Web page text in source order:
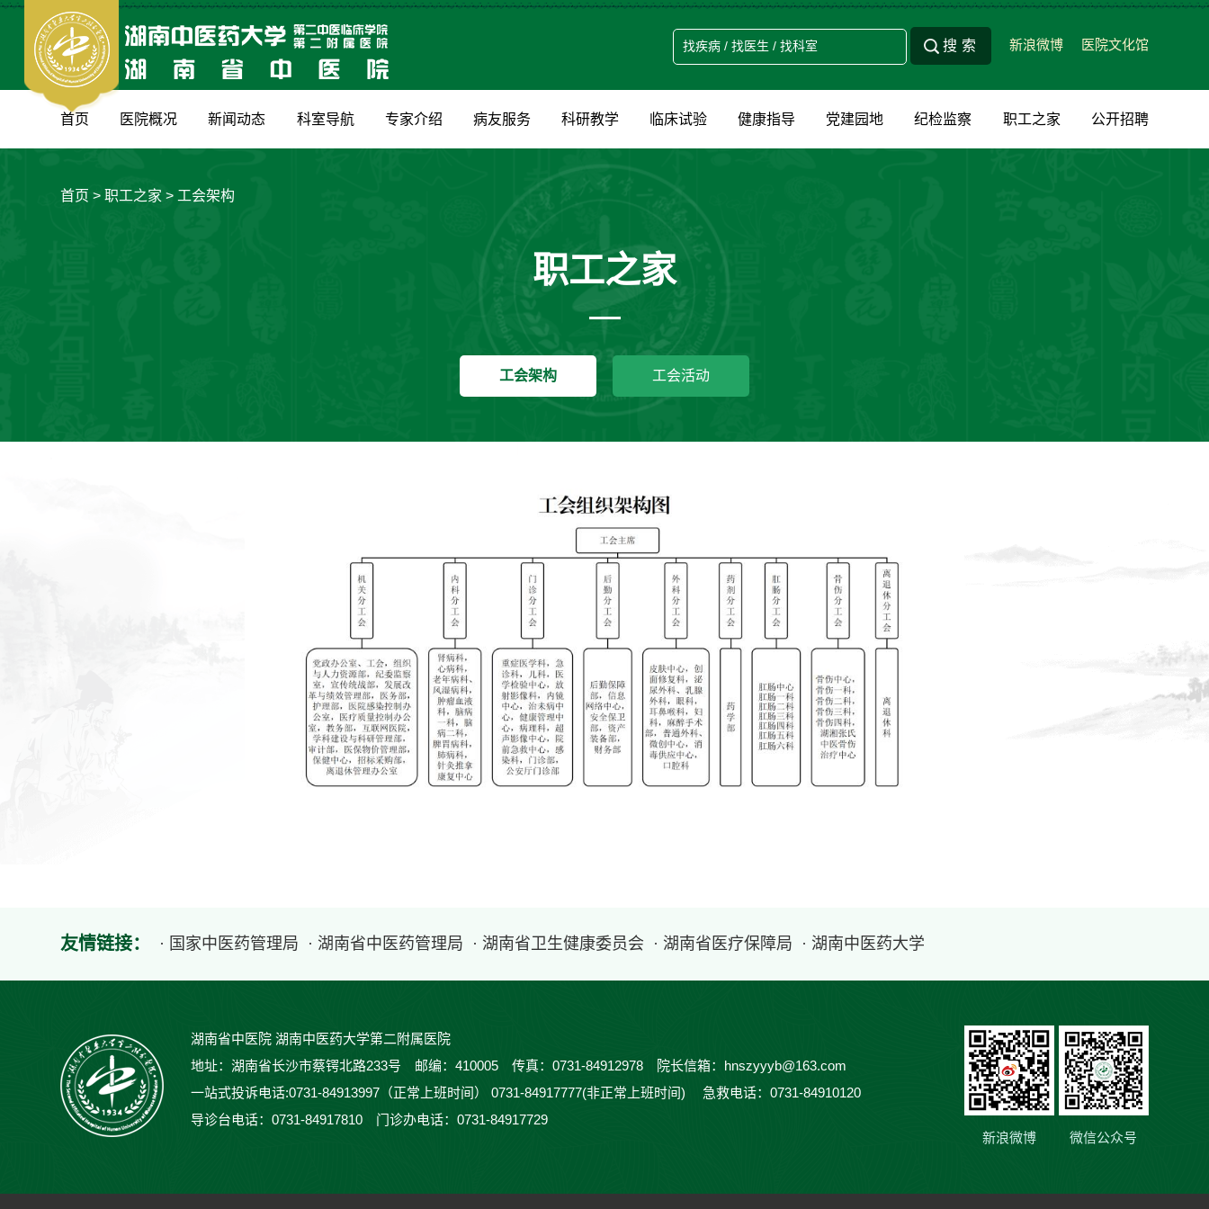
新浪微博 医院文化馆
首页 医院概况 新闻动态 科室导航 专家介绍 病友服务 科研教学 临床试验 健康指导 党建园地 纪检监察 职工之家 公开招聘
首页 >职工之家 > 工会架构
职工之家
工会架构 工会活动
友情链接： · 国家中医药管理局 · 湖南省中医药管理局 · 湖南省卫生健康委员会 · 湖南省医疗保障局 · 湖南中医药大学
湖南省中医院 湖南中医药大学第二附属医院
地址：湖南省长沙市蔡锷北路233号 邮编：410005 传真：0731-84912978 院长信箱：hnszyyyb@163.com
一站式投诉电话:0731-84913997（正常上班时间） 0731-84917777(非正常上班时间) 急救电话：0731-84910120
导诊台电话：0731-84917810 门诊办电话：0731-84917729
新浪微博
微信公众号